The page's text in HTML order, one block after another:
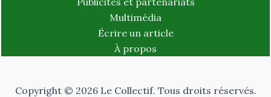
Multimédia
Écrire un article
À propos
Copyright © 2026 Le Collectif. Tous droits réservés.